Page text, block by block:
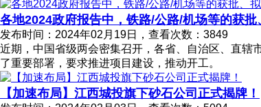
各地2024政府报告中，铁路/公路/机场等的获
发布时间：2024年02月19日，查看次数：3849
近期，中国省级两会密集召开，各省、自治区、直辖
了重要部署，要求推进项目建设，推动开工。
【加速布局】江西城投旗下砂石公司正式揭牌！